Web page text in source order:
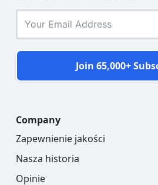
Join 65,000+
Company
Zapewnienie jakości
Nasza historia
Opinie